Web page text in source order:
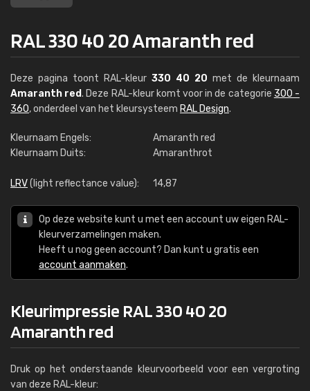
RAL 330 40 20 Amaranth red
Deze pagina toont RAL-kleur 330 40 20 met de kleurnaam
Amaranth red. Deze RAL-kleur komt voor in de categorie 300 -
360, onderdeel van het kleursysteem RAL Design.
Kleurnaam Engels:
Amaranth red
Kleurnaam Duits:
Amaranthrot
LRV(light reflectance value): 14,87
Op deze website kunt u met een account uw eigen RAL-
kleurverzamelingen maken.
Heeft u nog geen account? Dan kunt u gratis een
account aanmaken.
Kleurimpressie RAL 330 40 20
Amaranth red
Druk op het onderstaande kleurvoorbeeld voor een vergroting
van deze RAL-kleur: